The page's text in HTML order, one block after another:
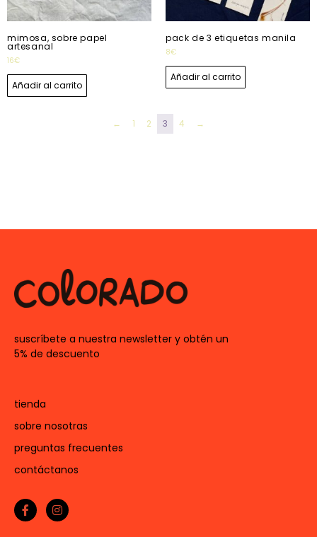
mimosa, sobre papel
artesanal
16€
Añadir al carrito
pack de 3 etiquetas manila
8€
Añadir al carrito
← 1 2 3 4 →
suscríbete a nuestra newsletter y obtén un
5% de descuento
tienda
sobre nosotras
preguntas frecuentes
contáctanos